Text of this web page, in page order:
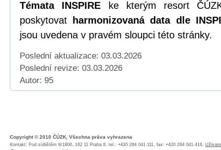
Témata INSPIRE ke kterým resort
poskytovat
harmonizovaná data dle
jsou uvedena v pravém sloupci této stránky.
Poslední aktualizace: 03.03.2026
Poslední revize: 03.03.2026
Autor: 95
Copyright © 2010 ČÚZK, Všechna práva vyhrazena
Kontakt: Pod sídlištěm 9/1800, 182 11 Praha 8, tel.: +420 284 041 111, fax: +420 284 041 416,